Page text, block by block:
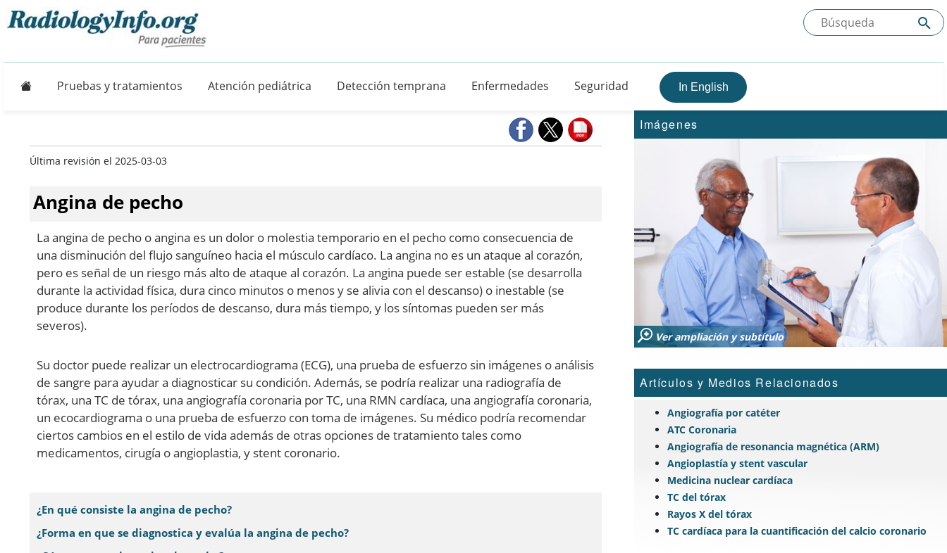
Pruebas y tratamientos Atención pediátrica Detección temprana Enfermedades Seguridad In English
Última revisión el 2025-03-03
Angina de pecho
La angina de pecho o angina es un dolor o molestia temporario en el pecho como consecuencia de
una disminución del flujo sanguíneo hacia el músculo cardíaco. La angina no es un ataque al corazón,
pero es señal de un riesgo más alto de ataque al corazón. La angina puede ser estable (se desarrolla
durante la actividad física, dura cinco minutos o menos y se alivia con el descanso) o inestable (se
produce durante los períodos de descanso, dura más tiempo, y los síntomas pueden ser más
severos).
Su doctor puede realizar un electrocardiograma (ECG), una prueba de esfuerzo sin imágenes o análisis
de sangre para ayudar a diagnosticar su condición. Además, se podría realizar una radiografía de
tórax, una TC de tórax, una angiografía coronaria por TC, una RMN cardíaca, una angiografía coronaria,
un ecocardiograma o una prueba de esfuerzo con toma de imágenes. Su médico podría recomendar
ciertos cambios en el estilo de vida además de otras opciones de tratamiento tales como
medicamentos, cirugía o angioplastia, y stent coronario.
¿En qué consiste la angina de pecho?
¿Forma en que se diagnostica y evalúa la angina de pecho?
Imágenes
Ver ampliación y subtítulo
Artículos y Medios Relacionados
Angiografía por catéter
ATC Coronaria
Angiografía de resonancia magnética (ARM)
Angioplastía y stent vascular
Medicina nuclear cardíaca
TC del tórax
Rayos X del tórax
TC cardíaca para la cuantificación del calcio coronario